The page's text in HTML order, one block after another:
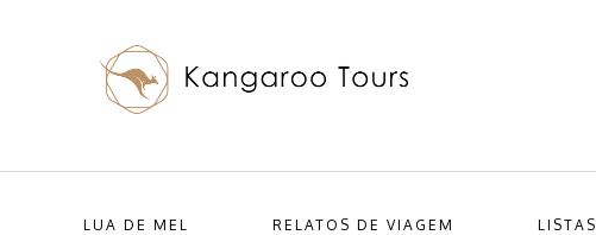
LUA DE MEL RELATOS DE VIAGEM LISTAS